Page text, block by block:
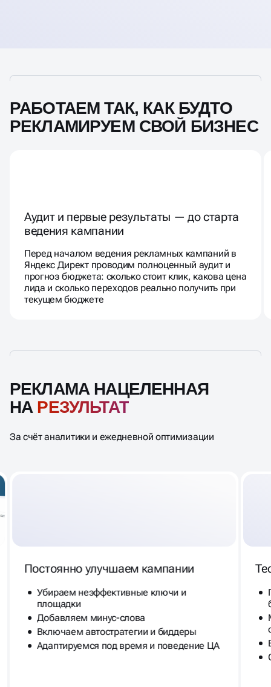
РАБОТАЕМ ТАК, КАК БУДТО
РЕКЛАМИРУЕМ СВОЙ БИЗНЕС
Аудит и первые результаты — до старта
ведения кампании
Перед началом ведения рекламных кампаний в
Яндекс Директ проводим полноценный аудит и
прогноз бюджета: сколько стоит клик, какова цена
лида и сколько переходов реально получить при
текущем бюджете
РЕКЛАМА НАЦЕЛЕННАЯ
НА РЕЗУЛЬТАТ
За счёт аналитики и ежедневной оптимизации
Постоянно улучшаем кампании
Убираем неэффективные ключи и
площадки
Добавляем минус-слова
Включаем автостратегии и биддеры
Адаптируемся под время и поведение ЦА